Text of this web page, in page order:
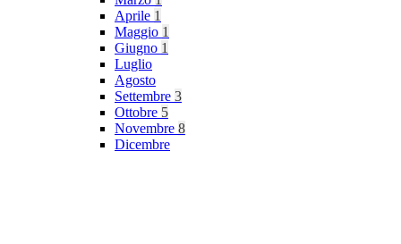
Aprile 1
Maggio 1
Giugno 1
Luglio
Agosto
Settembre 3
Ottobre 5
Novembre 8
Dicembre